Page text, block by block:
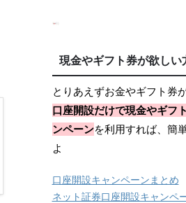
現金やギフト券が欲しい
とりあえずお金やギフト券
口座開設だけで現金やギフ
ンペーンを利用すれば、簡
よ
口座開設キャンペーンまとめ
ネット証券口座開設キャンペ